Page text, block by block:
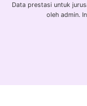
Data prestasi untuk
oleh admin.